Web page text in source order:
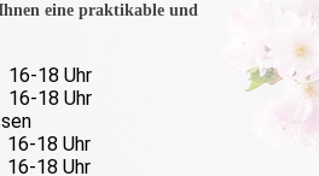
eine praktikable und
18 Uhr
18 Uhr
18 Uhr
18 Uhr